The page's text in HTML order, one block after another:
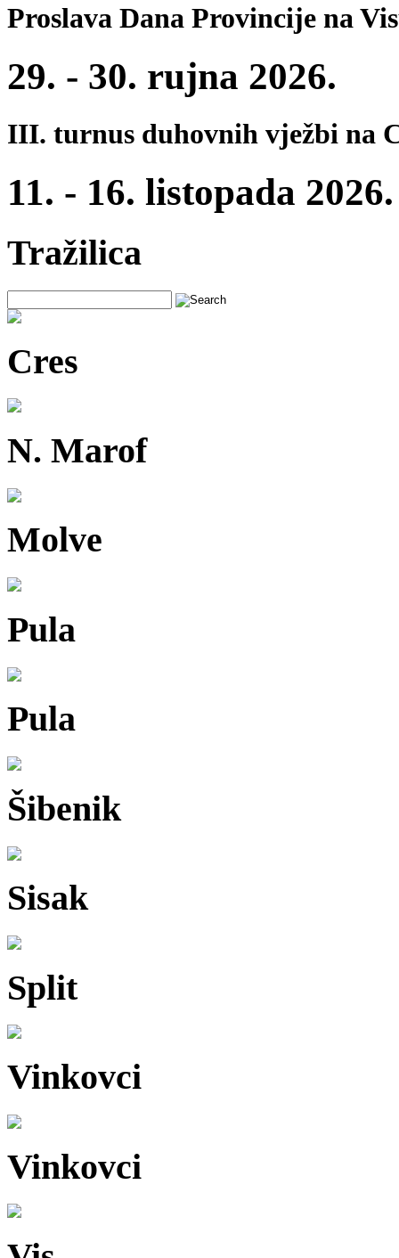
Proslava Dana Provincije na
29. - 30. rujna 2026.
III. turnus duhovnih vježbi na
11. - 16. listopada 2026.
Tražilica
Cres
N. Marof
Molve
Pula
Pula
Šibenik
Sisak
Split
Vinkovci
Vinkovci